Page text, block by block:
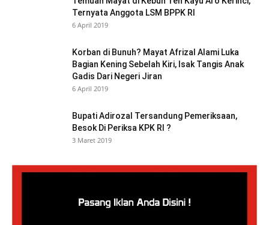
Ternyata Anggota LSM BPPK RI
6 April 2019
Korban di Bunuh? Mayat Afrizal Alami Luka
Bagian Kening Sebelah Kiri, Isak Tangis Anak
Gadis Dari Negeri Jiran
6 April 2019
Bupati Adirozal Tersandung Pemeriksaan,
Besok Di Periksa KPK RI ?
3 Maret 2019